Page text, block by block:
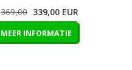
369,00 339,00 EUR
MEER INFORMATIE